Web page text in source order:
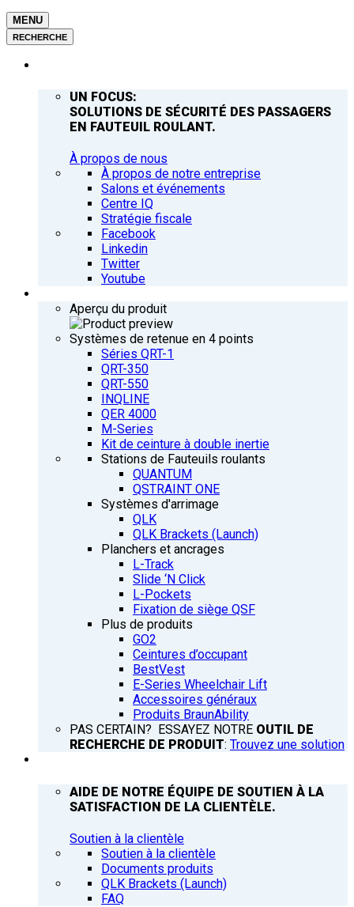
MENU
RECHERCHE
UN FOCUS:
SOLUTIONS DE SÉCURITÉ DES PASSAGERS
EN FAUTEUIL ROULANT.
À propos de nous
À propos de notre entreprise
Salons et événements
Centre IQ
Stratégie fiscale
Facebook
Linkedin
Twitter
Youtube
Aperçu du produit
Systèmes de retenue en 4 points
Séries QRT-1
QRT-350
QRT-550
INQLINE
QER 4000
M-Series
Kit de ceinture à double inertie
Stations de Fauteuils roulants
QUANTUM
QSTRAINT ONE
Systèmes d'arrimage
QLK
QLK Brackets (Launch)
Planchers et ancrages
L-Track
Slide ‘N Click
L-Pockets
Fixation de siège QSF
Plus de produits
GO2
Ceintures d’occupant
BestVest
E-Series Wheelchair Lift
Accessoires généraux
Produits BraunAbility
PAS CERTAIN? ESSAYEZ NOTRE OUTIL DE
RECHERCHE DE PRODUIT: Trouvez une solution
AIDE DE NOTRE ÉQUIPE DE SOUTIEN À LA
SATISFACTION DE LA CLIENTÈLE.
Soutien à la clientèle
Soutien à la clientèle
Documents produits
QLK Brackets (Launch)
FAQ